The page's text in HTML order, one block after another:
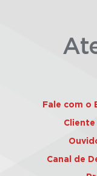
Fale com o
Canal de